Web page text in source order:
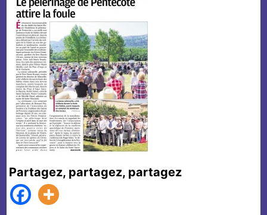
Partagez, partagez, partagez